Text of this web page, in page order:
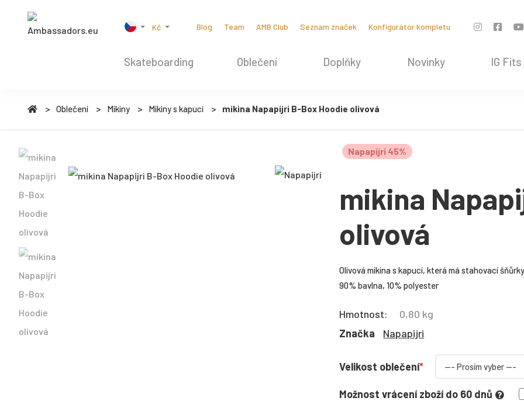
Kč Blog Team AMB Club Seznam značek Konfigurátor kompletu
Skateboarding Oblečení Doplňky Novinky IG Fits
Oblečení Mikiny Mikiny s kapucí mikina Napapijri B-Box Hoodie olivová
Napapijri 45%
mikina
olivová
Olivová mikina s kapucí, která má stahovací
90% bavlna, 10% polyester
Hmotnost:
0,80 kg
Značka
Napapijri
Velikost oblečení
Možnost vrácení zboží do 60 dnů